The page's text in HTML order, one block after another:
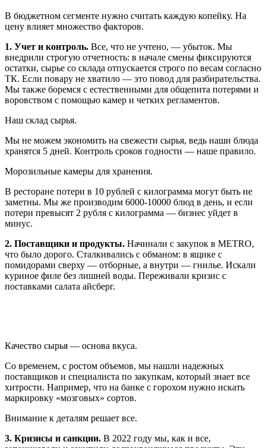
В бюджетном сегменте нужно считать каждую копейку. На
цену влияет множество факторов.
1. Учет и контроль. Все, что не учтено, — убыток. Мы
внедрили строгую отчетность: в начале смены фиксируются
остатки, сырье со склада отпускается строго по весам согласно
ТК. Если повару не хватило — это повод для разбирательства.
Мы также боремся с естественными для общепита потерями и
воровством с помощью камер и четких регламентов.
Наш склад сырья.
Мы не можем экономить на свежести сырья, ведь наши блюда
хранятся 5 дней. Контроль сроков годности — наше правило.
Морозильные камеры для хранения.
В ресторане потери в 10 рублей с килограмма могут быть не
заметны. Мы же производим 6000-10000 блюд в день, и если
потери превысят 2 рубля с килограмма — бизнес уйдет в
минус.
2. Поставщики и продукты. Начинали с закупок в METRO,
что было дорого. Сталкивались с обманом: в ящике с
помидорами сверху — отборные, а внутри — гнилье. Искали
куриное филе без лишней воды. Переживали кризис с
поставками салата айсберг.
Качество сырья — основа вкуса.
Со временем, с ростом объемов, мы нашли надежных
поставщиков и специалиста по закупкам, который знает все
хитрости. Например, что на банке с горохом нужно искать
маркировку «мозговых» сортов.
Внимание к деталям решает все.
3. Кризисы и санкции. В 2022 году мы, как и все,